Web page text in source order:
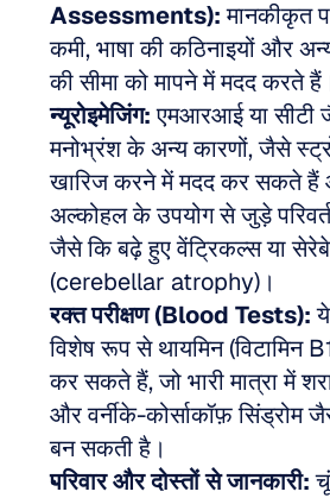
Assessments): मानकीकृत
कमी, भाषा की कठिनाइयों और
की सीमा को मापने में मदद करते
न्यूरोइमेजिंग: एमआरआई या सीटी
मनोभ्रंश के अन्य कारणों, जैसे
खारिज करने में मदद कर सकते
अल्कोहल के उपयोग से जुड़े
जैसे कि बढ़े हुए वेंट्रिकल्स या
(cerebellar atrophy)।
रक्त परीक्षण (Blood Tests):
विशेष रूप से थायमिन (विटामिन
कर सकते हैं, जो भारी मात्रा में
और वर्नीके-कोर्साकॉफ़ सिंड्रोम
बन सकती है।
परिवार और दोस्तों से जानकारी: